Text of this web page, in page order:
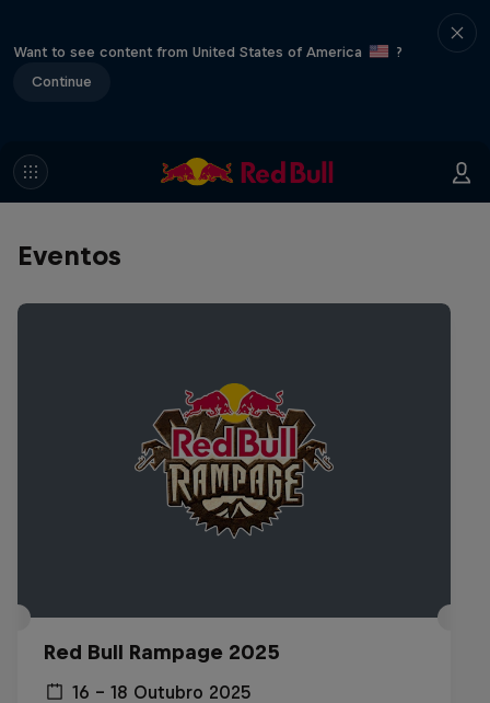
Want to see content from United States of America
?
Continue
Eventos
Red Bull Rampage 2025
16 – 18 Outubro 2025